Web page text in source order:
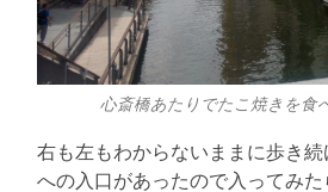
心斎橋あたりでたこ焼きを食
右も左もわからないままに歩き
への入口があったので入ってみ